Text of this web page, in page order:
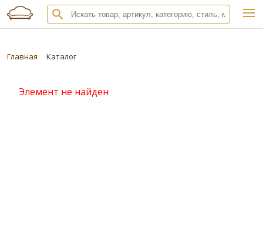
Главная Каталог
Элемент не найден